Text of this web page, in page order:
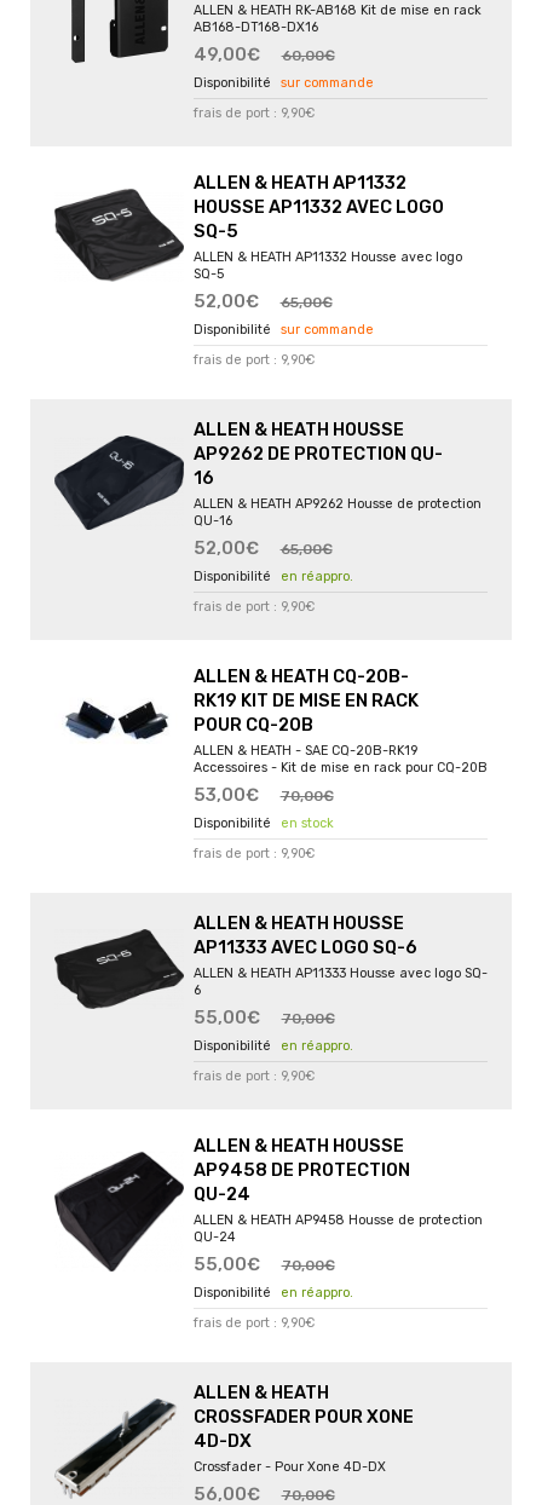
ALLEN & HEATH RK-AB168 Kit de mise en rack
AB168-DT168-DX16
49,00€ 60,00€
sur commande
frais de port : 9,90€
ALLEN & HEATH AP11332
HOUSSE AP11332 AVEC LOGO
SQ-5
ALLEN & HEATH AP11332 Housse avec logo
SQ-5
52,00€ 65,00€
sur commande
frais de port : 9,90€
ALLEN & HEATH HOUSSE
AP9262 DE PROTECTION QU-
16
ALLEN & HEATH AP9262 Housse de protection
QU-16
52,00€ 65,00€
en réappro.
frais de port : 9,90€
ALLEN & HEATH CQ-20B-
RK19 KIT DE MISE EN RACK
POUR CQ-20B
ALLEN & HEATH - SAE CQ-20B-RK19
Accessoires - Kit de mise en rack pour CQ-20B
53,00€ 70,00€
en stock
frais de port : 9,90€
ALLEN & HEATH HOUSSE
AP11333 AVEC LOGO SQ-6
ALLEN & HEATH AP11333 Housse avec logo SQ-
6
55,00€ 70,00€
en réappro.
frais de port : 9,90€
ALLEN & HEATH HOUSSE
AP9458 DE PROTECTION
QU-24
ALLEN & HEATH AP9458 Housse de protection
QU-24
55,00€ 70,00€
en réappro.
frais de port : 9,90€
ALLEN & HEATH
CROSSFADER POUR XONE
4D-DX
Crossfader - Pour Xone 4D-DX
56,00€ 70,00€